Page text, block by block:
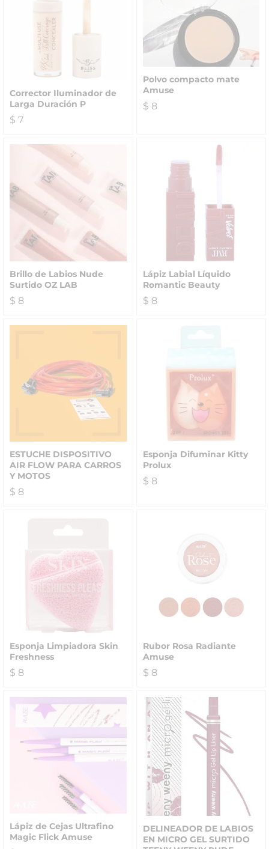
Corrector Iluminador de
Larga Duración P
$ 7
Polvo compacto mate
Amuse
$ 8
Brillo de Labios Nude
Surtido OZ LAB
$ 8
Lápiz Labial Líquido
Romantic Beauty
$ 8
ESTUCHE DISPOSITIVO
AIR FLOW PARA CARROS
Y MOTOS
$ 8
Esponja Difuminar Kitty
Prolux
$ 8
Esponja Limpiadora Skin
Freshness
$ 8
Rubor Rosa Radiante
Amuse
$ 8
Lápiz de Cejas Ultrafino
Magic Flick Amuse
DELINEADOR DE LABIOS
EN MICRO GEL SURTIDO